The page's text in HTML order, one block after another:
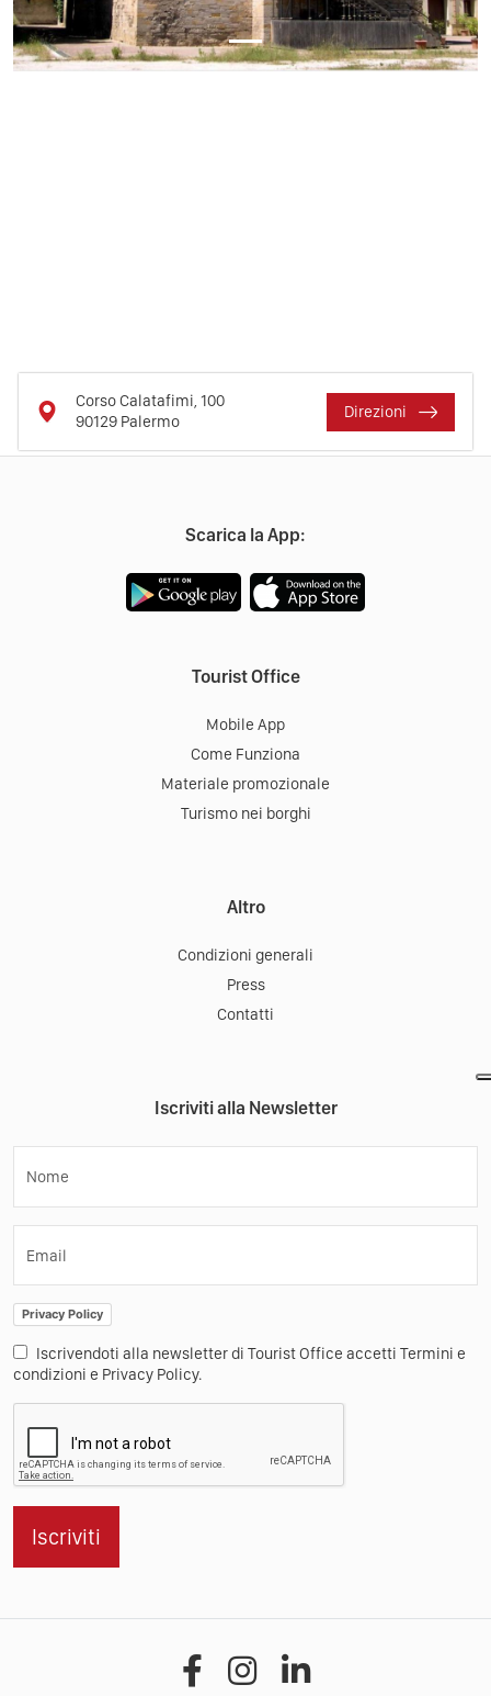
Corso Calatafimi, 100
90129 Palermo
Direzioni
Scarica la App:
Tourist Office
Mobile App
Come Funziona
Materiale promozionale
Turismo nei borghi
Altro
Condizioni generali
Press
Contatti
Iscriviti alla Newsletter
Nome
Email
Privacy Policy
Iscrivendoti alla newsletter di Tourist Office accetti Termini e
condizioni e Privacy Policy.
Iscriviti